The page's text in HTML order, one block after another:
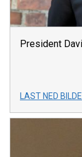
President
LAST NED BILDE